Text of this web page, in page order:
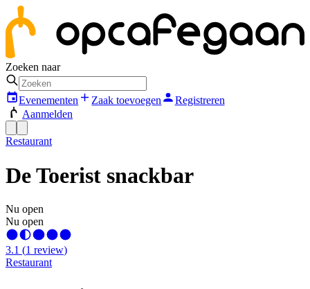
Zoeken naar
Evenementen Zaak toevoegen
Registreren
Aanmelden
Restaurant
De Toerist snackbar
Nu open
Nu open
3.1 (1 review)
Restaurant